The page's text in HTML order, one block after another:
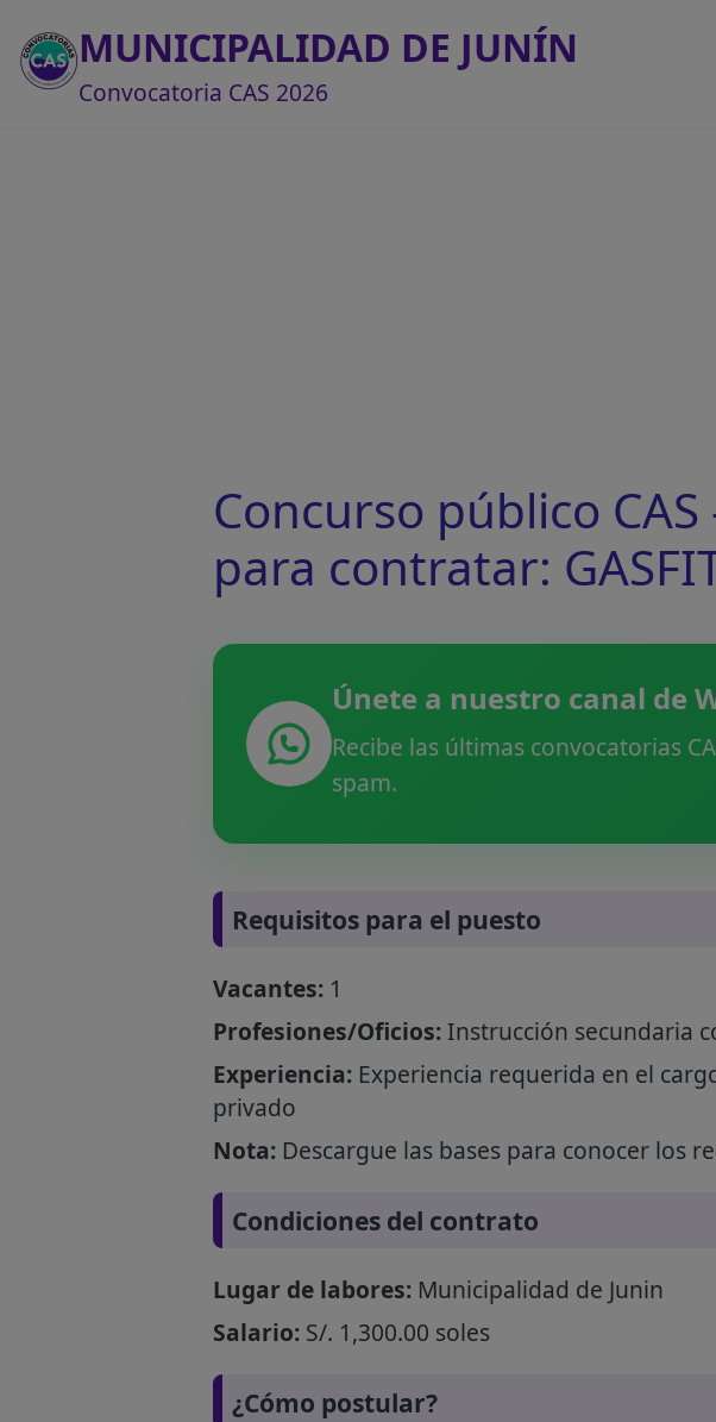
MUNICIPALIDAD DE JUNÍN
Convocatoria CAS 2026
Concurso público CAS
para contratar:
Únete a nuestro canal de
Recibe las últimas convocatorias
spam.
Requisitos para el puesto
Vacantes:1
Profesiones/Oficios:Instrucción secundaria
Experiencia:Experiencia requerida en el
privado
Nota:Descargue las bases para conocer los
Condiciones del contrato
Lugar de labores:Municipalidad de Junin
Salario:S/. 1,300.00 soles
¿Cómo postular?